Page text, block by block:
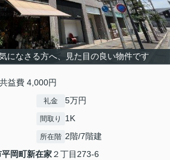
になさる方へ、見た目の良い物件です
益費 4,000円
礼金 5万円
間取り 1K
所在階 2階/7階建
平岡町新在家２丁目273-6